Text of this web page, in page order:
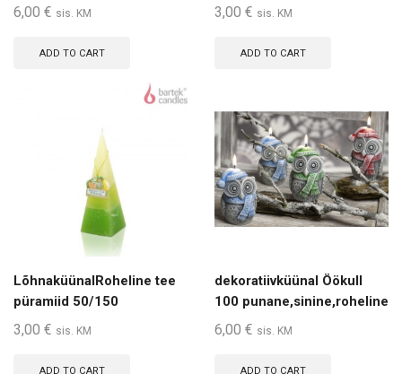
6,00 € sis. KM
ADD TO CART
3,00 € sis. KM
ADD TO CART
LõhnaküünalRoheline tee
püramiid 50/150
3,00 € sis. KM
ADD TO CART
dekoratiivküünal Öökull
100 punane,sinine,roheline
6,00 € sis. KM
ADD TO CART